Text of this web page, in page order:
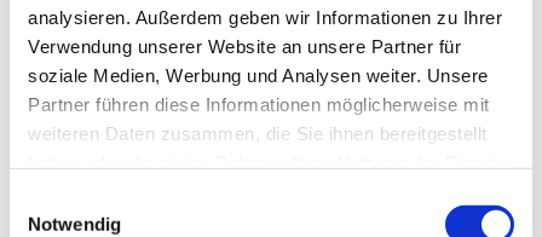
analysieren. Außerdem geben wir Informationen zu Ihrer
Verwendung unserer Website an unsere Partner für
soziale Medien, Werbung und Analysen weiter. Unsere
Partner führen diese Informationen möglicherweise mit
weiteren Daten zusammen, die Sie ihnen bereitgestellt
Notwendig
das auch als kostenloseAndroid- undiOS-App
zur Verfügung steht.